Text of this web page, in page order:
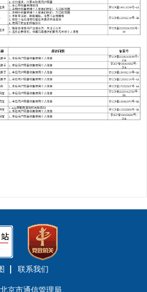
联系我们
京市通信管理局